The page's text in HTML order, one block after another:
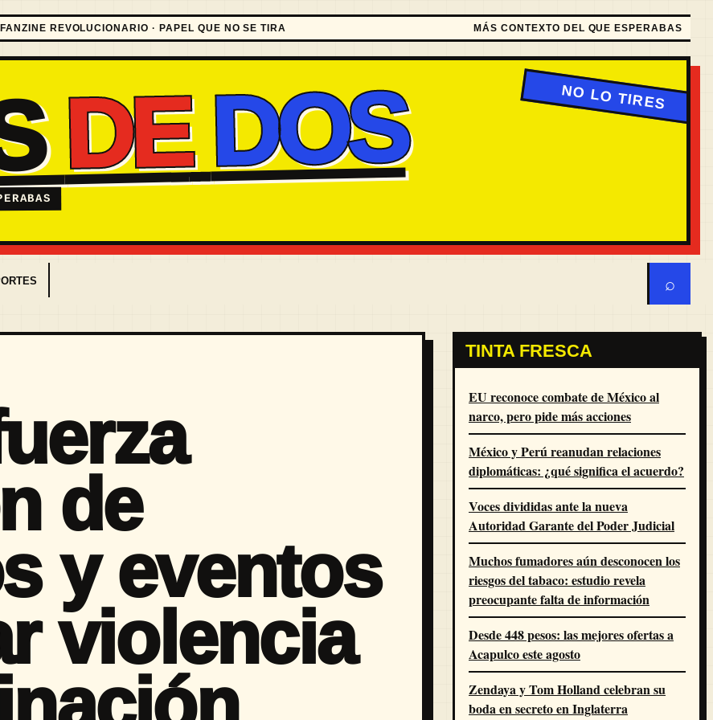
FANZINE REVOLUCIONARIO · PAPEL QUE NO SE TIRA MÁS CONTEXTO DEL QUE ESPERABAS
DE DOS
⌕
de
y eventos
violencia
TINTA FRESCA
EU reconoce combate de México al
narco, pero pide más acciones
México y Perú reanudan relaciones
diplomáticas: ¿qué significa el acuerdo?
Voces divididas ante la nueva
Autoridad Garante del Poder Judicial
Muchos fumadores aún desconocen los
riesgos del tabaco: estudio revela
preocupante falta de información
Desde 448 pesos: las mejores ofertas a
Acapulco este agosto
Zendaya y Tom Holland celebran su
boda en secreto en Inglaterra